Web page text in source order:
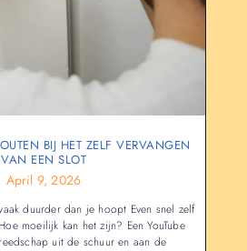
BIJ HET ZELF VERVANGEN
VAN EEN SLOT
April 9, 2026
duurder dan je hoopt Even snel zelf
moeilijk kan het zijn? Een YouTube
uit de schuur en aan de